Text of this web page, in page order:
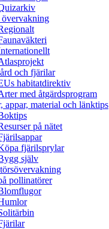
och fjärilar
habitatdirektiv
med åtgärdsprogram
appar, material och länktips
på nätet
fjärilsprylar
själv
pollinatörer